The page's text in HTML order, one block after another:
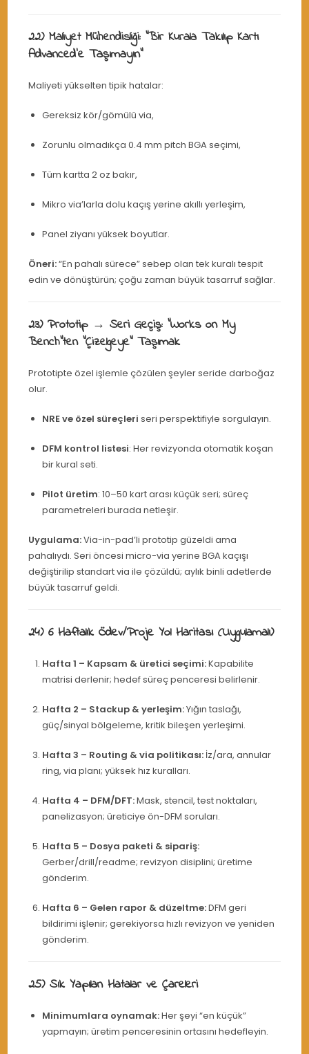
22) Maliyet Mühendisliği: “Bir Kurala Takılıp Kartı
Advanced’e Taşımayın”
Maliyeti yükselten tipik hatalar:
Gereksiz kör/gömülü via,
Zorunlu olmadıkça 0.4 mm pitch BGA seçimi,
Tüm kartta 2 oz bakır,
Mikro via’larla dolu kaçış yerine akıllı yerleşim,
Panel ziyanı yüksek boyutlar.
Öneri:“En pahalı sürece” sebep olan tek kuralı tespit
edin ve dönüştürün; çoğu zaman büyük tasarruf sağlar.
23) Prototip → Seri Geçiş: “Works on My
Bench”ten “Çizelgeye” Taşımak
Prototipte özel işlemle çözülen şeyler seride darboğaz
olur.
NRE ve özel süreçleri seri perspektifiyle sorgulayın.
DFM kontrol listesi: Her revizyonda otomatik koşan
bir kural seti.
Pilot üretim: 10–50 kart arası küçük seri; süreç
parametreleri burada netleşir.
Uygulama:Via-in-pad’li prototip güzeldi ama
pahalıydı. Seri öncesi micro-via yerine BGA kaçışı
değiştirilip standart via ile çözüldü; aylık binli adetlerde
büyük tasarruf geldi.
24) 6 Haftalık Ödev/Proje Yol Haritası (Uygulamalı)
Hafta 1 – Kapsam & üretici seçimi:Kapabilite
matrisi derlenir; hedef süreç penceresi belirlenir.
Hafta 2 – Stackup & yerleşim:Yığın taslağı,
güç/sinyal bölgeleme, kritik bileşen yerleşimi.
Hafta 3 – Routing & via politikası: İz/ara, annular
ring, via planı; yüksek hız kuralları.
Hafta 4 – DFM/DFT:Mask, stencil, test noktaları,
panelizasyon; üreticiye ön-DFM soruları.
Hafta 5 – Dosya paketi & sipariş:
Gerber/drill/readme; revizyon disiplini; üretime
gönderim.
Hafta 6 – Gelen rapor & düzeltme:DFM geri
bildirimi işlenir; gerekiyorsa hızlı revizyon ve yeniden
gönderim.
25) Sık Yapılan Hatalar ve Çareleri
Minimumlara oynamak:Her şeyi “en küçük”
yapmayın; üretim penceresinin ortasını hedefleyin.